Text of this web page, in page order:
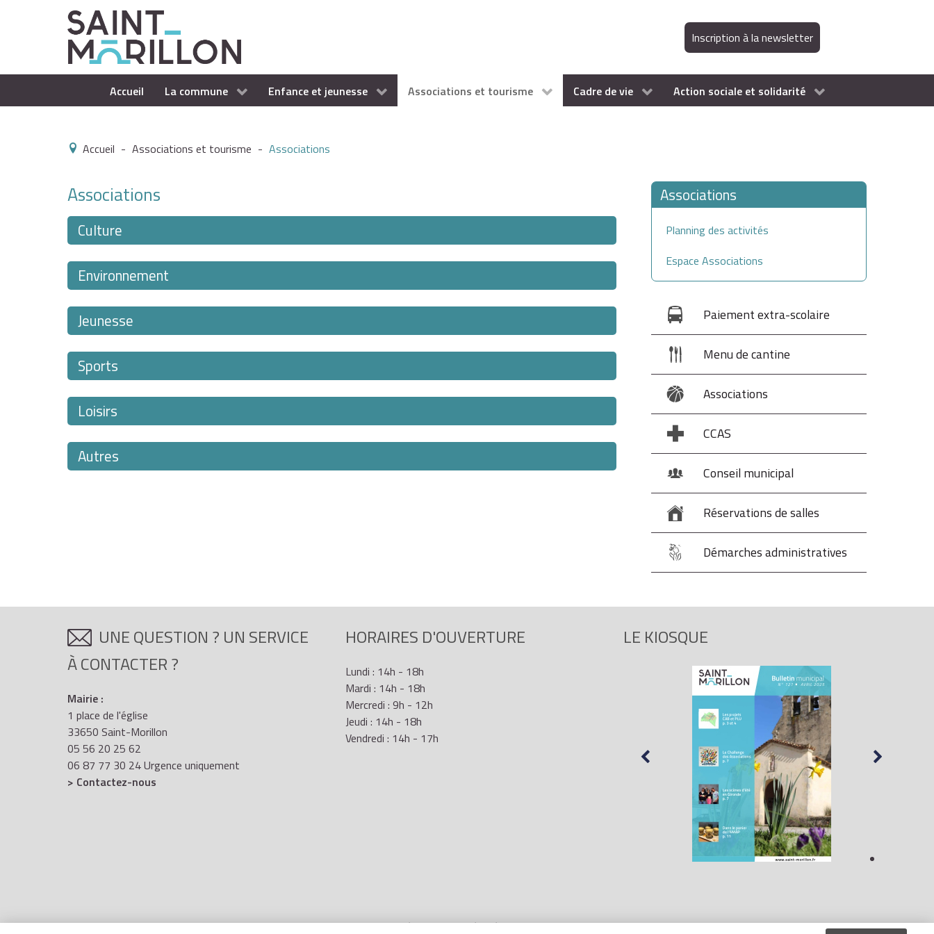
Inscription à la newsletter
Accueil La commune Enfance et jeunesse Associations et tourisme Cadre de vie Action sociale et solidarité
Accueil - Associations et tourisme - Associations
Associations
Culture
Environnement
Jeunesse
Sports
Loisirs
Autres
Associations
Planning des activités
Espace Associations
Paiement extra-scolaire
Menu de cantine
Associations
CCAS
Conseil municipal
Réservations de salles
Démarches administratives
UNE QUESTION ? UN SERVICE
À CONTACTER ?
Mairie :
1 place de l'église
33650 Saint-Morillon
05 56 20 25 62
06 87 77 30 24 Urgence uniquement
> Contactez-nous
HORAIRES D'OUVERTURE
Lundi : 14h - 18h
Mardi : 14h - 18h
Mercredi : 9h - 12h
Jeudi : 14h - 18h
Vendredi : 14h - 17h
LE KIOSQUE
Mentions Légales- Site réalisé parLR Marketing